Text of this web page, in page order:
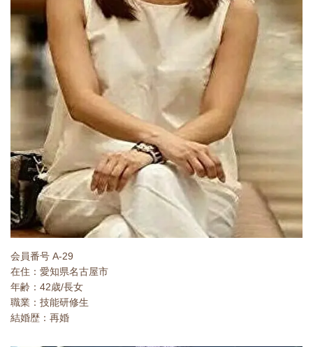
会員番号 A-29
在住：愛知県名古屋市
年齢：42歳/長女
職業：技能研修生
結婚歴：再婚